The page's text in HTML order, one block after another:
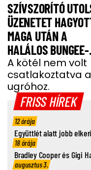
SZÍVSZORÍTÓ
ÜZENETET
MAGA UTÁN A
HALÁLOS BUNGEE-
UGRÁS ELŐTT A
FIATAL NŐ
A kötél nem volt
csatlakoztatva
ugróhoz.
FRISS HÍREK
12 órája
Együttlét alatt jobb
18 órája
Bradley Cooper és Gigi
augusztus 3.